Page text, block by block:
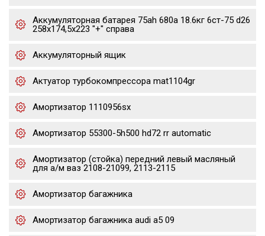
Аккумуляторная батарея 75ah 680a 18.6кг 6ст-75 d26
258x174,5x223 "+" справа
Аккумуляторный ящик
Актуатор турбокомпрессора mat1104gr
Амортизатор 1110956sx
Амортизатор 55300-5h500 hd72 rr automatic
Амортизатор (стойка) передний левый масляный
для а/м ваз 2108-21099, 2113-2115
Амортизатор багажника
Амортизатор багажника audi a5 09